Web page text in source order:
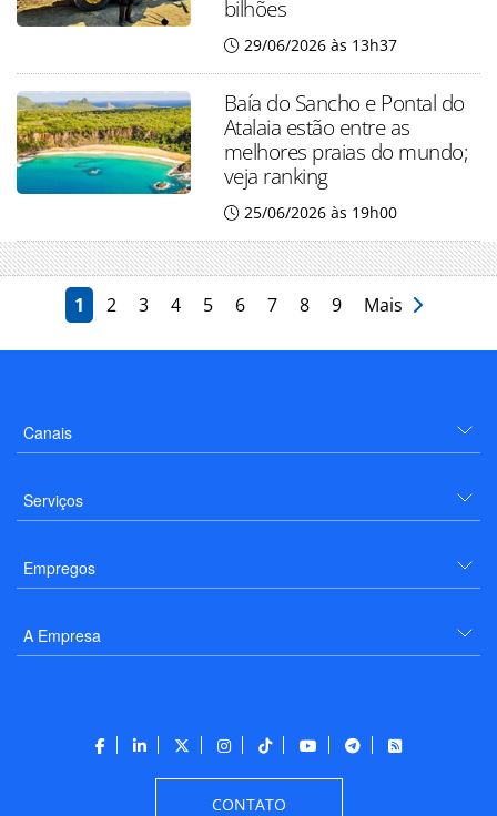
bilhões
29/06/2026 às 13h37
Baía do Sancho e Pontal do
Atalaia estão entre as
melhores praias do mundo;
veja ranking
25/06/2026 às 19h00
1 2 3 4 5 6 7 8 9 Mais
Canais
Serviços
Empregos
A Empresa
CONTATO